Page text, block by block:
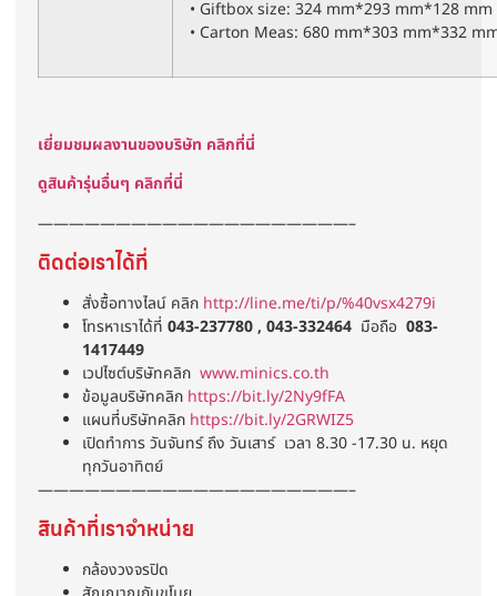
• Giftbox size: 324 mm*293 mm*128 mm
• Carton Meas: 680 mm*303 mm*332
เยี่ยมชมผลงานของบริษัท คลิกที่นี่
ดูสินค้ารุ่นอื่นๆ คลิกที่นี่
————————————————————–
ติดต่อเราได้ที่
สั่งซื้อทางไลน์ คลิก http://line.me/ti/p/%40vsx4279i
โทรหาเราได้ที่ 043-237780 , 043-332464 มือถือ 083-
1417449
เวปไซต์บริษัทคลิก www.minics.co.th
ข้อมูลบริษัทคลิก https://bit.ly/2Ny9fFA
แผนที่บริษัทคลิก https://bit.ly/2GRWIZ5
เปิดทำการ วันจันทร์ ถึง วันเสาร์ เวลา 8.30 -17.30 น. หยุด
ทุกวันอาทิตย์
————————————————————–
สินค้าที่เราจำหน่าย
กล้องวงจรปิด